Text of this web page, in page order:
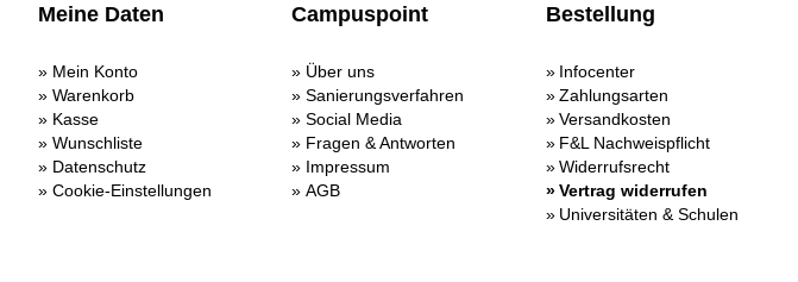
Meine Daten
Mein Konto
Warenkorb
Kasse
Wunschliste
Datenschutz
Cookie-Einstellungen
Campuspoint
Über uns
Sanierungsverfahren
Social Media
Fragen & Antworten
Impressum
AGB
Bestellung
Infocenter
Zahlungsarten
Versandkosten
F&L Nachweispflicht
Widerrufsrecht
Vertrag widerrufen
Universitäten & Schulen